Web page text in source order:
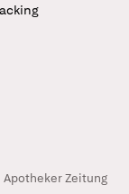
Zeitung